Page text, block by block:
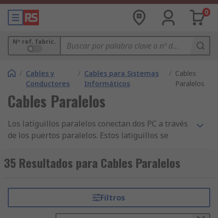
0
Nº ref. fabric.
/ Cables y
Conductores
/ Cables para Sistemas
Informáticos
/ Cables
Paralelos
Cables Paralelos
Los latiguillos paralelos conectan dos PC a través
de los puertos paralelos. Estos latiguillos se
versiones anteriores de periféricos, como
impresoras o escáneres.
Los latiguillos paralelos permiten transferir
múltiples bloques de datos simultáneamente de
un dispositivo a otro, lo que aumenta la velocidad
35 Resultados para Cables Paralelos
Filtros